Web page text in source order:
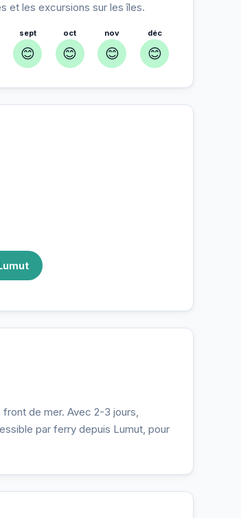
et les excursions sur les îles.
sept
😊
oct
😊
nov
😊
déc
😊
front de mer. Avec 2-3 jours,
par ferry depuis Lumut, pour